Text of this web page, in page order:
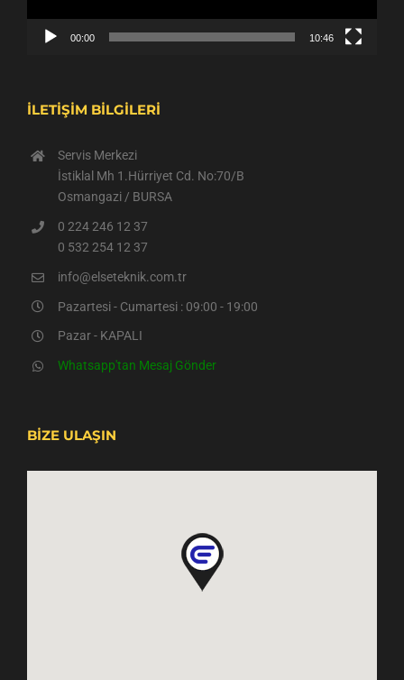
00:00 10:46
İLETİŞİM BİLGİLERİ
Servis Merkezi
İstiklal Mh 1.Hürriyet Cd. No:70/B
Osmangazi / BURSA
0 224 246 12 37
0 532 254 12 37
info@elseteknik.com.tr
Pazartesi - Cumartesi : 09:00 - 19:00
Pazar - KAPALI
Whatsapp'tan Mesaj Gönder
BİZE ULAŞIN